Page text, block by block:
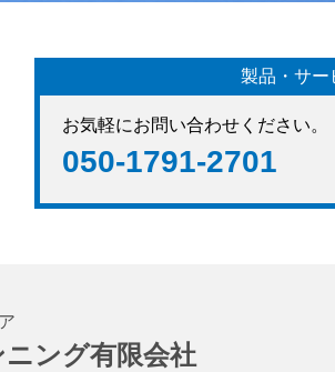
製品・サー
お気軽にお問い合わせください。
050-1791-2701
ング有限会社